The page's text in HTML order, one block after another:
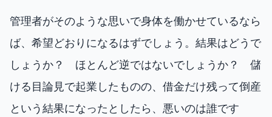
管理者がそのような思いで身体を働かせているなら
ば、希望どおりになるはずでしょう。結果はどうで
しょうか？ ほとんど逆ではないでしょうか？ 儲
ける目論見で起業したものの、借金だけ残って倒産
という結果になったとしたら、悪いのは誰です